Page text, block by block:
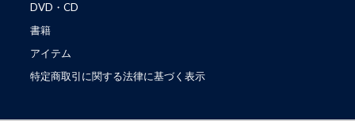
DVD・CD
書籍
アイテム
特定商取引に関する法律に基づく表示